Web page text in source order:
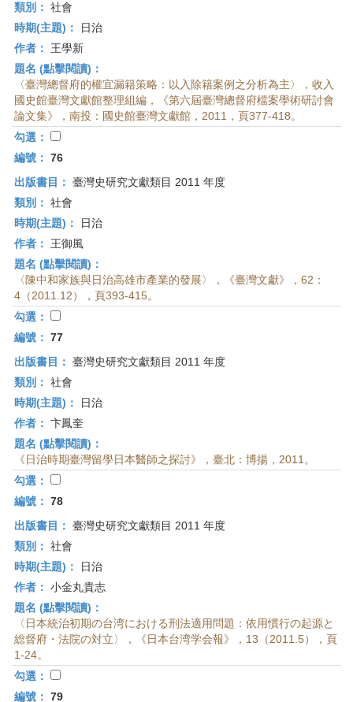
類別： 社會
時期(主題)：
日治
作者：
王學新
題名 (點擊閱讀)：
〈臺灣總督府的權宜漏籍策略：以入除籍案例之分析為主〉，收入
國史館臺灣文獻館整理組編，《第六屆臺灣總督府檔案學術研討會
論文集》，南投：國史館臺灣文獻館，2011，頁377-418。
勾選：
編號： 76
出版書目： 臺灣史研究文獻類目 2011 年度
類別： 社會
時期(主題)：
日治
作者：
王御風
題名 (點擊閱讀)：
〈陳中和家族與日治高雄市產業的發展〉，《臺灣文獻》，62：
4（2011.12），頁393-415。
勾選：
編號： 77
出版書目： 臺灣史研究文獻類目 2011 年度
類別： 社會
時期(主題)：
日治
作者： 卞鳳奎
題名 (點擊閱讀)：
《日治時期臺灣留學日本醫師之探討》，臺北：博揚，2011。
勾選：
編號： 78
出版書目： 臺灣史研究文獻類目 2011 年度
類別： 社會
時期(主題)：
日治
作者： 小金丸貴志
題名 (點擊閱讀)：
〈日本統治初期の台湾における刑法適用問題：依用慣行の起源と
総督府・法院の対立〉，《日本台湾学会報》，13（2011.5），頁
1-24。
勾選：
編號： 79